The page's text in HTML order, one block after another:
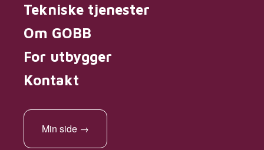
Tekniske tjenester
Om GOBB
For utbygger
Kontakt
Min side →